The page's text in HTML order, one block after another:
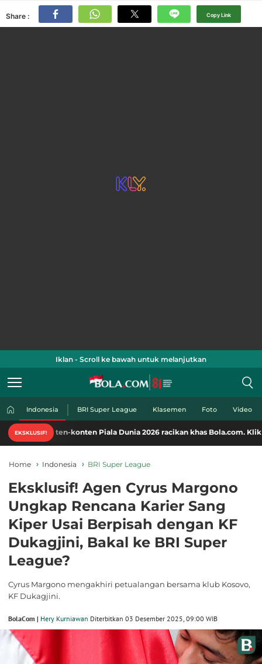
Share : Copy Link
Iklan - Scroll ke bawah untuk melanjutkan
Indonesia BRI Super League Klasemen Foto Video
EKSKLUSIF!
konten Piala Dunia 2026 racikan khas Bola.com. Klik di sini!
Home Indonesia BRI Super League
Eksklusif! Agen Cyrus Margono
Ungkap Rencana Karier Sang
Kiper Usai Berpisah dengan KF
Dukagjini, Bakal ke BRI Super
League?
Cyrus Margono mengakhiri petualangan bersama klub Kosovo,
KF Dukagjini.
BolaCom | Hery Kurniawan Diterbitkan 03 Desember 2025, 09:00 WIB